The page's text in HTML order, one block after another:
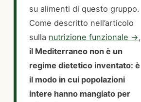
su alimenti di questo gruppo.
Come descritto nell’articolo
sulla nutrizione funzionale →,
il Mediterraneo non è un
regime dietetico inventato: è
il modo in cui popolazioni
intere hanno mangiato per